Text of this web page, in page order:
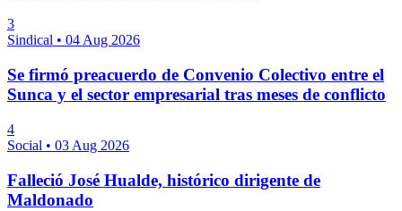
3
Sindical • 04 Aug 2026
Se firmó preacuerdo de Convenio Colectivo entre el
Sunca y el sector empresarial tras meses de conflicto
4
Social • 03 Aug 2026
Falleció José Hualde, histórico dirigente de
Maldonado